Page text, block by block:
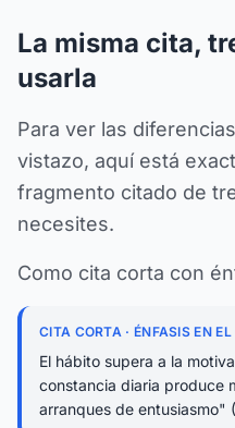
La misma cita,
usarla
Para ver las
vistazo, aquí está
fragmento citado de
necesites.
Como cita corta con
CITA CORTA · ÉNFASIS EN
El hábito supera a la
constancia diaria produce
arranques de entusiasmo"